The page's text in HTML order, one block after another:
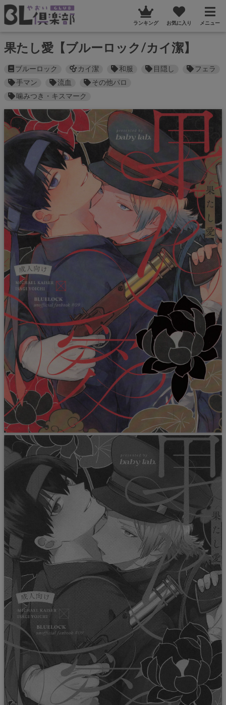
ランキング お気に入り メニュー
果たし愛【ブルーロック/カイ潔】
ブルーロック カイ潔 和服 目隠し
フェラ
手マン
流血
その他パロ
噛みつき・キスマーク